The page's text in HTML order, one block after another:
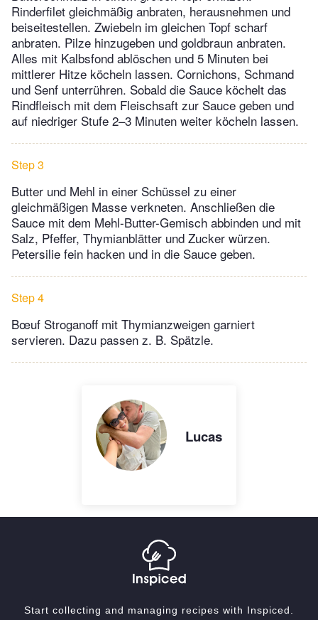
Rinderfilet gleichmäßig anbraten, herausnehmen und
beiseitestellen. Zwiebeln im gleichen Topf scharf
anbraten. Pilze hinzugeben und goldbraun anbraten.
Alles mit Kalbsfond ablöschen und 5 Minuten bei
mittlerer Hitze köcheln lassen. Cornichons, Schmand
und Senf unterrühren. Sobald die Sauce köchelt das
Rindfleisch mit dem Fleischsaft zur Sauce geben und
auf niedriger Stufe 2–3 Minuten weiter köcheln lassen.
Step 3
Butter und Mehl in einer Schüssel zu einer
gleichmäßigen Masse verkneten. Anschließen die
Sauce mit dem Mehl-Butter-Gemisch abbinden und mit
Salz, Pfeffer, Thymianblätter und Zucker würzen.
Petersilie fein hacken und in die Sauce geben.
Step 4
Bœuf Stroganoff mit Thymianzweigen garniert
servieren. Dazu passen z. B. Spätzle.
Lucas
Start collecting and managing recipes with Inspiced.